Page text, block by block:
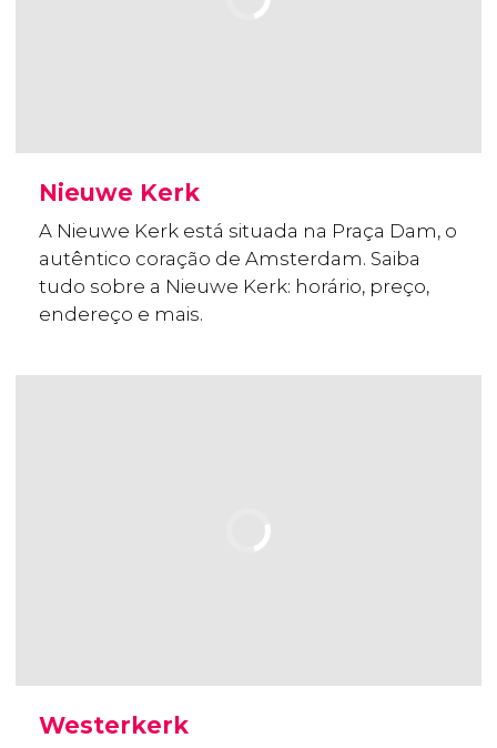
Nieuwe Kerk
A Nieuwe Kerk está situada na Praça Dam, o
autêntico coração de Amsterdam. Saiba
tudo sobre a Nieuwe Kerk: horário, preço,
endereço e mais.
Westerkerk